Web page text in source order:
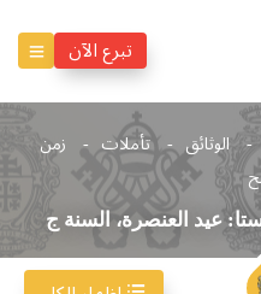
تبرع الآن
الوثائق تأملات
زمن
عيد العنصرة، السنة ج